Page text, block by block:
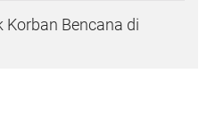
Korban Bencana di